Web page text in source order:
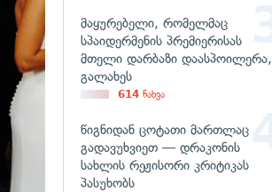
მაყურებელი, რომელმაც
სპაიდერმენის პრემიერისას
მთელი დარბაზი დაასპოილერა,
გალახეს
614 ნახვა
წიგნიდან ცოტათი მართლაც
გადავუხვიეთ — დრაკონის
სახლის რეჟისორი კრიტიკას
პასუხობს